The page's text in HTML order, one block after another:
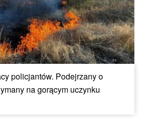
policjantów. Podejrzany o
na gorącym uczynku